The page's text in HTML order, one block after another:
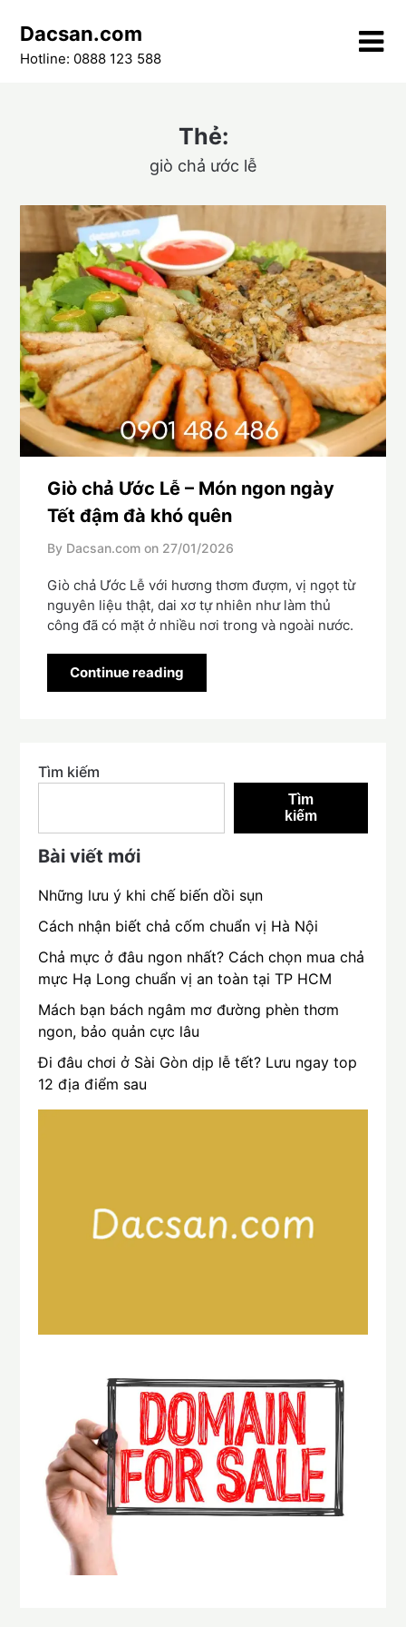
content
Dacsan.com
Hotline: 0888 123 588
Thẻ:
giò chả ước lễ
Giò chả Ước Lễ – Món ngon ngày
Tết đậm đà khó quên
By Dacsan.com on 27/01/2026
Giò chả Ước Lễ với hương thơm đượm, vị ngọt từ
nguyên liệu thật, dai xơ tự nhiên như làm thủ
công đã có mặt ở nhiều nơi trong và ngoài nước.
Continue reading
Tìm kiếm
Tìm
kiếm
Bài viết mới
Những lưu ý khi chế biến dồi sụn
Cách nhận biết chả cốm chuẩn vị Hà Nội
Chả mực ở đâu ngon nhất? Cách chọn mua chả
mực Hạ Long chuẩn vị an toàn tại TP HCM
Mách bạn bách ngâm mơ đường phèn thơm
ngon, bảo quản cực lâu
Đi đâu chơi ở Sài Gòn dịp lễ tết? Lưu ngay top
12 địa điểm sau